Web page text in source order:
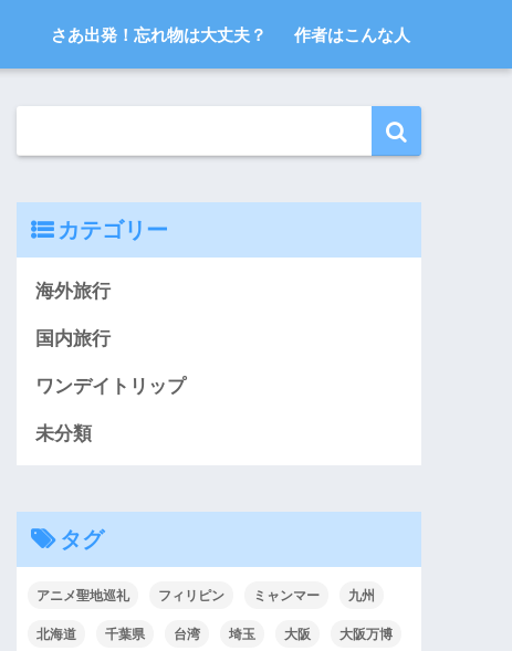
さあ出発！忘れ物は大丈夫？ 作者はこんな人
カテゴリー
海外旅行
国内旅行
ワンデイトリップ
未分類
タグ
アニメ聖地巡礼 フィリピン ミャンマー
九州
北海道
千葉県 台湾 埼玉 大阪
大阪万博